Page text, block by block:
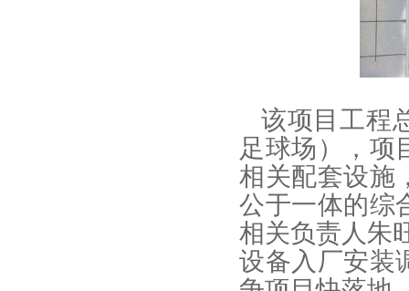
该项目工程
足球场），项
相关配套设施
公于一体的综
相关负责人朱
设备入厂安装